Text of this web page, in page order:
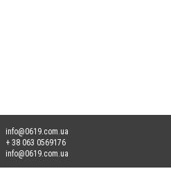
info@0619.com.ua
+ 38 063 0569176
info@0619.com.ua